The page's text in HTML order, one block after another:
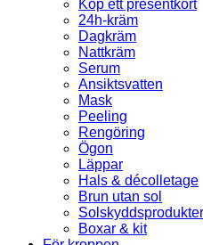
Köp ett presentkort
24h-kräm
Dagkräm
Nattkräm
Serum
Ansiktsvatten
Mask
Peeling
Rengöring
Ögon
Läppar
Hals & décolletage
Brun utan sol
Solskyddsprodukter
Boxar & kit